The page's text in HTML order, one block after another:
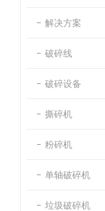
解决方案
破碎线
破碎设备
撕碎机
粉碎机
单轴破碎机
垃圾破碎机